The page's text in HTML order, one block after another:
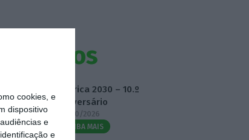
cookies, e
dispositivo
e
e
Eventos
Fábrica 2030 – 10.º
Aniversário
14/10/2026
SAIBA MAIS